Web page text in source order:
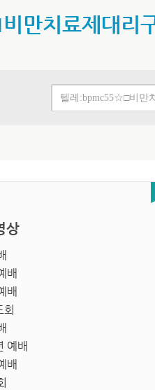
치료제대리
상
배
배
예배
배